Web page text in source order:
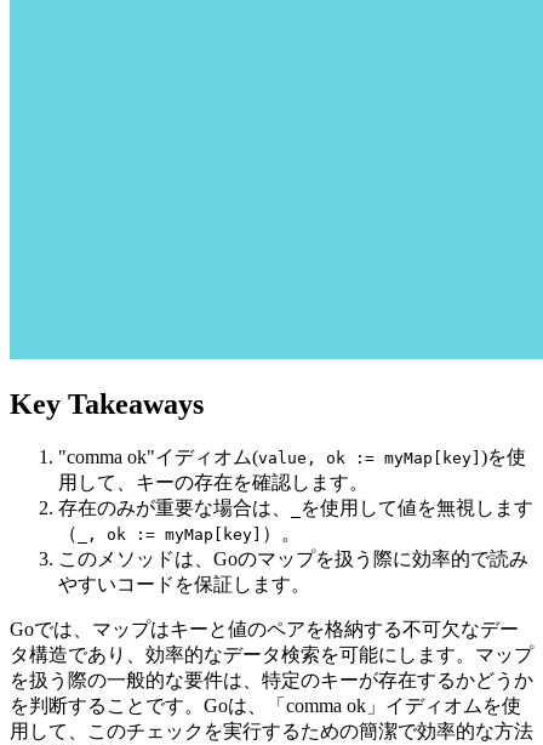
Key Takeaways
"comma ok"イディオム(value, ok := myMap[key] )を使
用して、キーの存在を確認します。
存在のみが重要な場合は、
を使用して値を無視します
（
_, ok := myMap[key]
）。
このメソッドは、Goのマップを扱う際に効率的で読み
やすいコードを保証します。
Goでは、マップはキーと値のペアを格納する不可欠なデー
タ構造であり、効率的なデータ検索を可能にします。マップ
を扱う際の一般的な要件は、特定のキーが存在するかどうか
を判断することです。Goは、「comma ok」イディオムを使
用して、このチェックを実行するための簡潔で効率的な方法